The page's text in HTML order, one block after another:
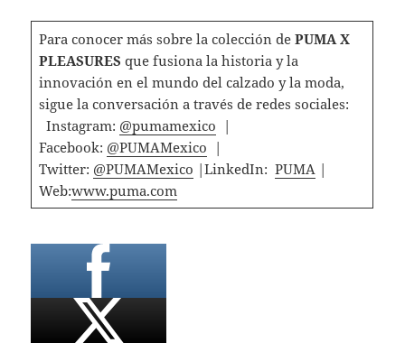
Para conocer más sobre la colección de PUMA X
PLEASURES que fusiona la historia y la
innovación en el mundo del calzado y la moda,
sigue la conversación a través de redes sociales:
Instagram: @pumamexico |
Facebook: @PUMAMexico |
Twitter: @PUMAMexico |LinkedIn: PUMA |
Web:www.puma.com